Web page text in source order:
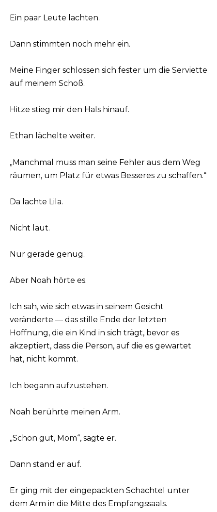
Ein paar Leute lachten.
Dann stimmten noch mehr ein.
Meine Finger schlossen sich fester um die Serviette
auf meinem Schoß.
Hitze stieg mir den Hals hinauf.
Ethan lächelte weiter.
„Manchmal muss man seine Fehler aus dem Weg
räumen, um Platz für etwas Besseres zu schaffen.“
Da lachte Lila.
Nicht laut.
Nur gerade genug.
Aber Noah hörte es.
Ich sah, wie sich etwas in seinem Gesicht
veränderte — das stille Ende der letzten
Hoffnung, die ein Kind in sich trägt, bevor es
akzeptiert, dass die Person, auf die es gewartet
hat, nicht kommt.
Ich begann aufzustehen.
Noah berührte meinen Arm.
„Schon gut, Mom“, sagte er.
Dann stand er auf.
Er ging mit der eingepackten Schachtel unter
dem Arm in die Mitte des Empfangssaals.